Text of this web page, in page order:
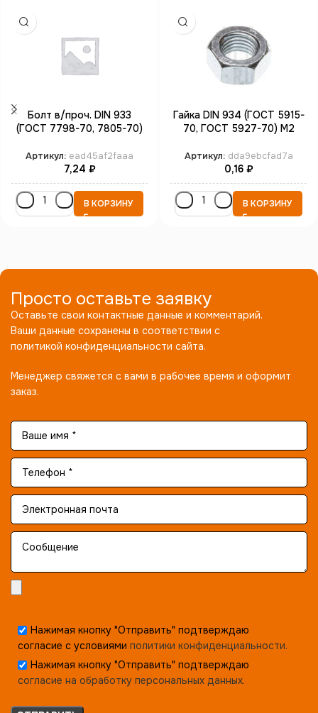
Болт в/проч. DIN 933
(ГОСТ 7798-70, 7805-70)
8.8 цинк
Артикул: ead45af2faaa
7,24 ₽
В КОРЗИНУ
Гайка DIN 934 (ГОСТ 5915-
70, ГОСТ 5927-70) М2
Артикул: dda9ebcfad7a
0,16 ₽
В КОРЗИНУ
Просто оставьте заявку
Оставьте свои контактные данные и комментарий.
Ваши данные сохранены в соответствии с
политикой конфиденциальности сайта.
Менеджер свяжется с вами в рабочее время и оформит
заказ.
Нажимая кнопку "Отправить" подтверждаю
согласие с условиями политики конфиденциальности.
Нажимая кнопку "Отправить" подтверждаю
согласие на обработку персональных данных.